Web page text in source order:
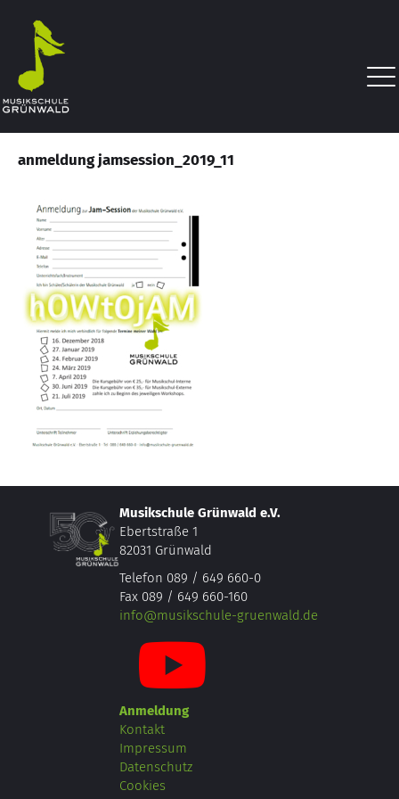
anmeldung jamsession_2019_11
Musikschule Grünwald e.V.
Ebertstraße 1
82031 Grünwald
Telefon 089 / 649 660-0
Fax 089 / 649 660-160
info@musikschule-gruenwald.de
Anmeldung
Kontakt
Impressum
Datenschutz
Cookies